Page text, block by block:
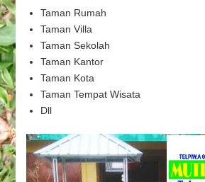
Taman Rumah
Taman Villa
Taman Sekolah
Taman Kantor
Taman Kota
Taman Tempat Wisata
Dll